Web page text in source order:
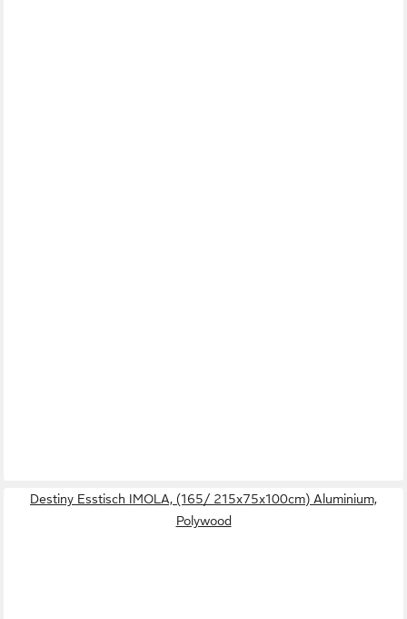
Destiny Esstisch IMOLA, (165/ 215x75x100cm) Aluminium,
Polywood